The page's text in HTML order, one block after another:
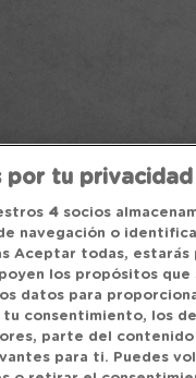
por tu privacidad
4 socios
navegación o
Aceptar todas, estarás
los propósitos que
datos para
consentimiento, los
parte del contenido
para ti. Puedes